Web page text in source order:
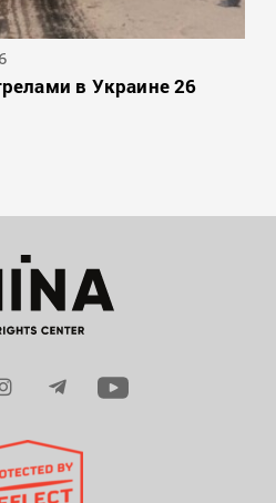
в Украине 26